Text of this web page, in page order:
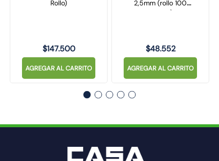
Rollo)
$147.500
AGREGAR AL CARRITO
2,5mm (rollo 100
metros)
$48.552
AGREGAR AL CARRITO